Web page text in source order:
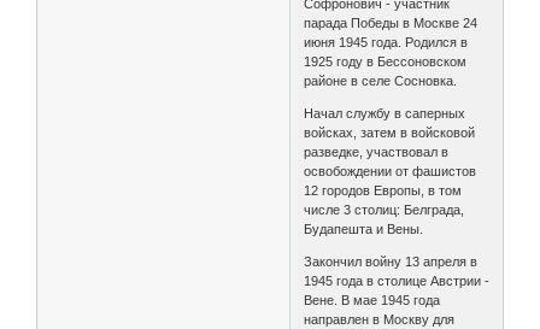
Софронович - участник
парада Победы в Москве 24
июня 1945 года. Родился в
1925 году в Бессоновском
районе в селе Сосновка.
Начал службу в саперных
войсках, затем в войсковой
разведке, участвовал в
освобождении от фашистов
12 городов Европы, в том
числе 3 столиц: Белграда,
Будапешта и Вены.
Закончил войну 13 апреля в
1945 года в столице Австрии -
Вене. В мае 1945 года
направлен в Москву для